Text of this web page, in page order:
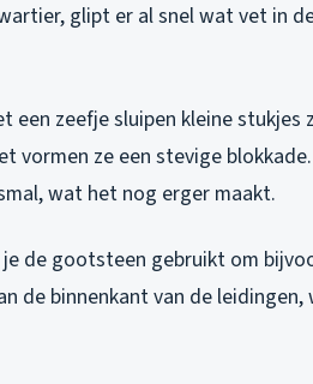
glipt er al snel wat vet in
een zeefje sluipen kleine stukjes
vormen ze een stevige
wat het nog erger maakt.
de gootsteen gebruikt om
de binnenkant van de